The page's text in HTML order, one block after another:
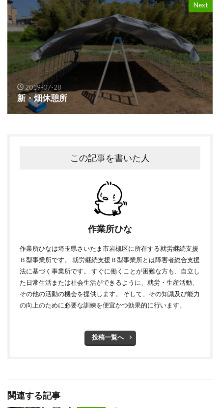
Next
2019-07-28
新・畑休憩所
この記事を書いた人
作業所ひな
作業所ひなは埼玉県さいたま市岩槻区に所在する就労継続支援
Ｂ型事業所です。 就労継続支援Ｂ型事業所とは障害者総合支援
法に基づく事業所です。 すぐに働くことが困難な方も、自立し
た日常生活または社会生活ができるように、就労・生産活動、
その他の活動の機会を提供します。 そして、その知識及び能力
の向上のために必要な訓練を便宜かつ効果的に行います。
投稿一覧へ
関連する記事